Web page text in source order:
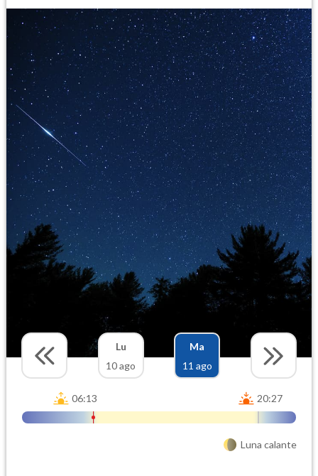
Lu
10 ago
Ma
11 ago
06:13 20:27
Luna calante